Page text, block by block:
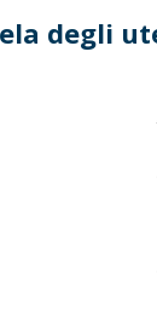
degli